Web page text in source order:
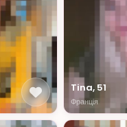
Tina, 51
Франція